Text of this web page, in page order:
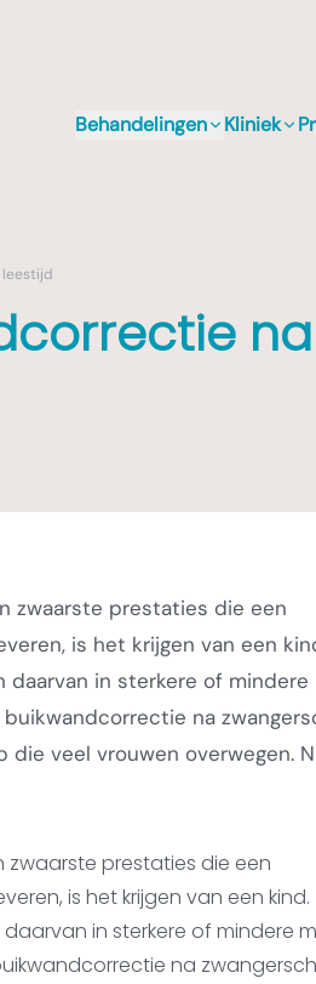
Behandelingen Kliniek
leestijd
zwaarste prestaties die een
is het krijgen van een
daarvan in sterkere of mindere
na
die veel vrouwen overwegen.
zwaarste prestaties die een
is het krijgen van een kind.
in sterkere of mindere
na